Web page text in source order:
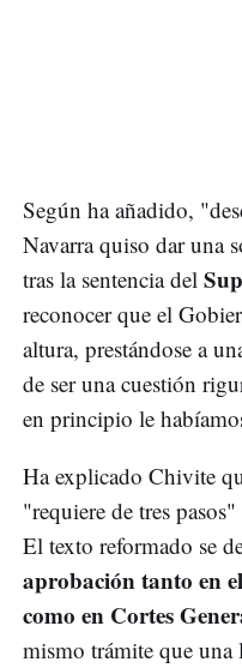
Según ha añadido,
Navarra quiso dar una
tras la sentencia del
reconocer que el
altura, prestándose a
de ser una cuestión
en principio le
Ha explicado Chivite
"requiere de tres
El texto reformado se
aprobación tanto en
como en Cortes
mismo trámite que